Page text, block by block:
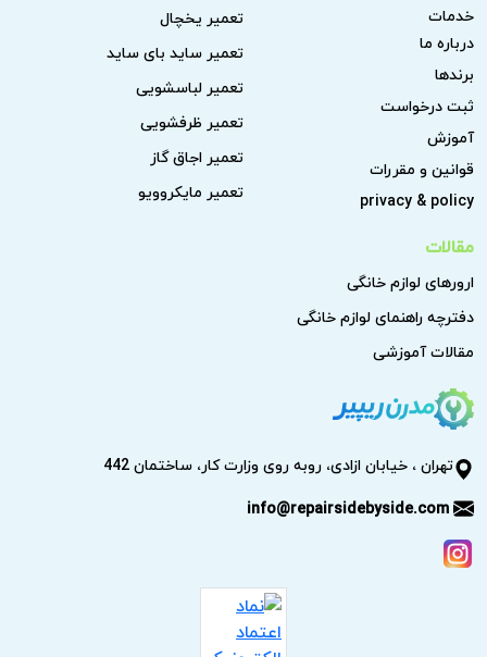
خدمات
درباره ما
برندها
ثبت درخواست
آموزش
قوانین و مقررات
privacy & policy
تعمیر یخچال
تعمیر ساید بای ساید
تعمیر لباسشویی
تعمیر ظرفشویی
تعمیر اجاق گاز
تعمیر مایکروویو
مقالات
ارورهای لوازم خانگی
دفترچه راهنمای لوازم خانگی
مقالات آموزشی
تهران ، خیابان ازادی، روبه روی وزارت کار، ساختمان 442
info@repairsidebyside.com